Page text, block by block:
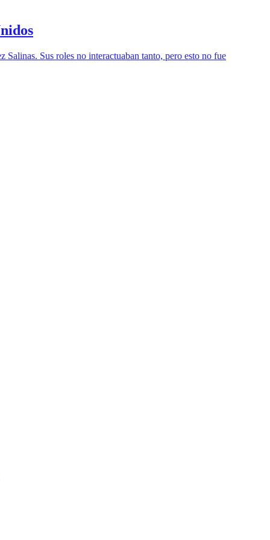
Sus roles no interactuaban tanto, pero esto no fue